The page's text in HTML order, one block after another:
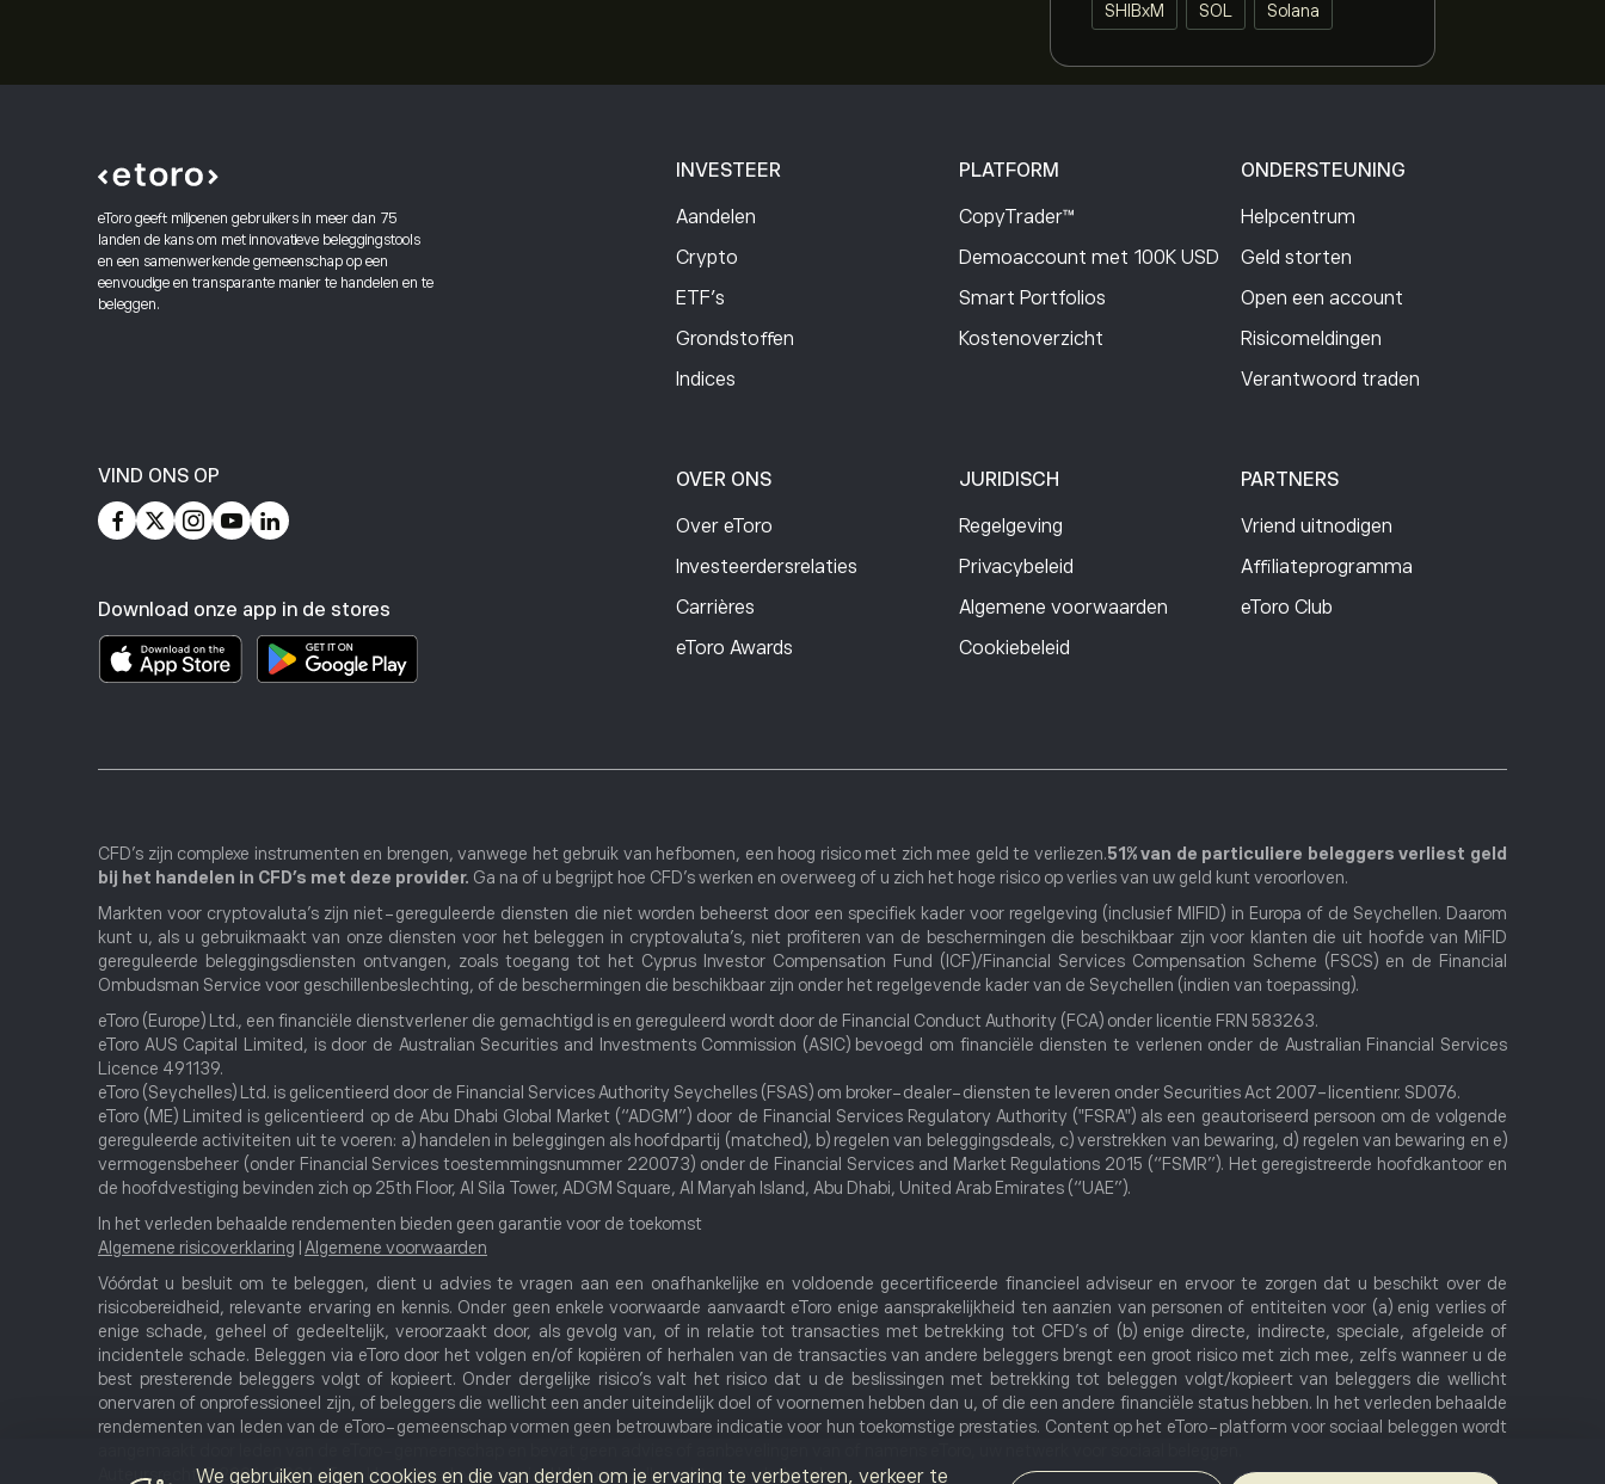
SHIBxM SOL Solana
eToro geeft miljoenen gebruikers in meer dan 75
landen de kans om met innovatieve beleggingstools
en een samenwerkende gemeenschap op een
eenvoudige en transparante manier te handelen en te
beleggen.
VIND ONS OP
Download onze app in de stores
INVESTEER
Aandelen
Crypto
ETF's
Grondstoffen
Indices
PLATFORM
CopyTrader™
Demoaccount met 100K USD
Smart Portfolios
Kostenoverzicht
ONDERSTEUNING
Helpcentrum
Geld storten
Open een account
Risicomeldingen
Verantwoord traden
OVER ONS
Over eToro
Investeerdersrelaties
Carrières
eToro Awards
JURIDISCH
Regelgeving
Privacybeleid
Algemene voorwaarden
Cookiebeleid
PARTNERS
Vriend uitnodigen
Affiliateprogramma
eToro Club
CFD's zijn complexe instrumenten en brengen, vanwege het gebruik van hefbomen, een hoog risico met zich mee geld te verliezen.51% van de particuliere beleggers verliest geld
bij het handelen in CFD’s met deze provider. Ga na of u begrijpt hoe CFD’s werken en overweeg of u zich het hoge risico op verlies van uw geld kunt veroorloven.
Markten voor cryptovaluta's zijn niet-gereguleerde diensten die niet worden beheerst door een specifiek kader voor regelgeving (inclusief MIFID) in Europa of de Seychellen. Daarom
kunt u, als u gebruikmaakt van onze diensten voor het beleggen in cryptovaluta's, niet profiteren van de beschermingen die beschikbaar zijn voor klanten die uit hoofde van MiFID
gereguleerde beleggingsdiensten ontvangen, zoals toegang tot het Cyprus Investor Compensation Fund (ICF)/Financial Services Compensation Scheme (FSCS) en de Financial
Ombudsman Service voor geschillenbeslechting, of de beschermingen die beschikbaar zijn onder het regelgevende kader van de Seychellen (indien van toepassing).
eToro (Europe) Ltd., een financiële dienstverlener die gemachtigd is en gereguleerd wordt door de Financial Conduct Authority (FCA) onder licentie FRN 583263.
eToro AUS Capital Limited, is door de Australian Securities and Investments Commission (ASIC) bevoegd om financiële diensten te verlenen onder de Australian Financial Services
Licence 491139.
eToro (Seychelles) Ltd. is gelicentieerd door de Financial Services Authority Seychelles (FSAS) om broker-dealer-diensten te leveren onder Securities Act 2007-licentienr. SD076.
eToro (ME) Limited is gelicentieerd op de Abu Dhabi Global Market (“ADGM”) door de Financial Services Regulatory Authority ("FSRA") als een geautoriseerd persoon om de volgende
gereguleerde activiteiten uit te voeren: a) handelen in beleggingen als hoofdpartij (matched), b) regelen van beleggingsdeals, c) verstrekken van bewaring, d) regelen van bewaring en e)
vermogensbeheer (onder Financial Services toestemmingsnummer 220073) onder de Financial Services and Market Regulations 2015 (“FSMR”). Het geregistreerde hoofdkantoor en
de hoofdvestiging bevinden zich op 25th Floor, Al Sila Tower, ADGM Square, Al Maryah Island, Abu Dhabi, United Arab Emirates (“UAE”).
In het verleden behaalde rendementen bieden geen garantie voor de toekomst
Algemene risicoverklaring Algemene voorwaarden
Vóórdat u besluit om te beleggen, dient u advies te vragen aan een onafhankelijke en voldoende gecertificeerde financieel adviseur en ervoor te zorgen dat u beschikt over de
risicobereidheid, relevante ervaring en kennis. Onder geen enkele voorwaarde aanvaardt eToro enige aansprakelijkheid ten aanzien van personen of entiteiten voor (a) enig verlies of
enige schade, geheel of gedeeltelijk, veroorzaakt door, als gevolg van, of in relatie tot transacties met betrekking tot CFD's of (b) enige directe, indirecte, speciale, afgeleide of
incidentele schade. Beleggen via eToro door het volgen en/of kopiëren of herhalen van de transacties van andere beleggers brengt een groot risico met zich mee, zelfs wanneer u de
best presterende beleggers volgt of kopieert. Onder dergelijke risico's valt het risico dat u de beslissingen met betrekking tot beleggen volgt/kopieert van beleggers die wellicht
onervaren of onprofessioneel zijn, of beleggers die wellicht een ander uiteindelijk doel of voornemen hebben dan u, of die een andere financiële status hebben. In het verleden behaalde
rendementen van leden van de eToro-gemeenschap vormen geen betrouwbare indicatie voor hun toekomstige prestaties. Content op het eToro-platform voor sociaal beleggen wordt
Auteursrecht © 2006-2026 eToro: Uw netwerk voor sociaal beleggen, alle rechten voorbehouden.
We gebruiken eigen cookies en die van derden om je ervaring te verbeteren, verkeer te